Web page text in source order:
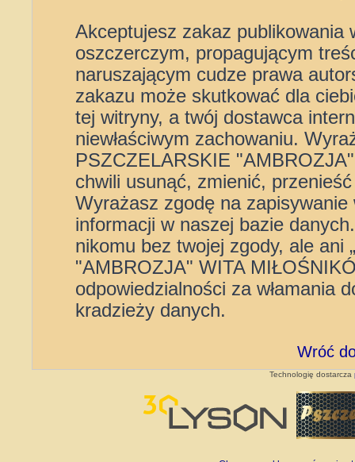
Akceptujesz zakaz publikowania
oszczerczym, propagującym
naruszającym cudze prawa
zakazu może skutkować dla
tej witryny, a twój dostawca
niewłaściwym zachowaniu.
PSZCZELARSKIE
chwili usunąć, zmienić,
Wyrażasz zgodę na
informacji w naszej bazie
nikomu bez twojej zgody, ale ani
"AMBROZJA" WITA
odpowiedzialności za włamania
kradzieży danych.
Wróć
Technologię dostarcza